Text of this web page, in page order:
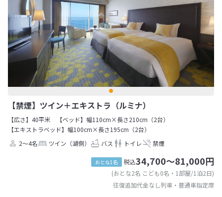
【禁煙】ツイン＋エキストラ（ルミナ）
【広さ】40平米
【ベッド】幅110cm×長さ210cm（2台）
【エキストラベッド】幅100cm×長さ195cm（2台）
2～4名
ツイン（湖側） バス トイレ 禁煙
おとな1名 税込34,700～81,000円
(おとな2名 こども0名・1部屋/1泊2日)
往復追加代金なし列車・普通車指定席